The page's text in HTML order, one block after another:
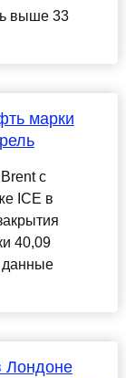
выше 33
марки
с
ICE в
40,09
данные
Лондоне